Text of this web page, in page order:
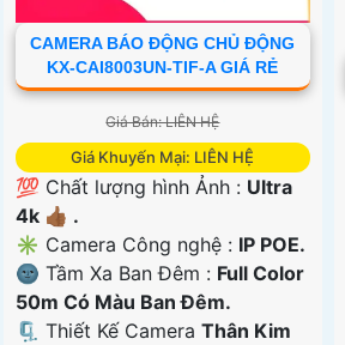
CAMERA BÁO ĐỘNG CHỦ ĐỘNG
KX-CAI8003UN-TIF-A GIÁ RẺ
Giá Bán: LIÊN HỆ
Giá Khuyến Mại: LIÊN HỆ
💯 Chất lượng hình Ảnh : Ultra
4k 👍🏾 .
✳️ Camera Công nghệ : IP POE.
🌚 Tầm Xa Ban Đêm : Full Color
50m Có Màu Ban Ðêm.
🗜️ Thiết Kế Camera Thân Kim